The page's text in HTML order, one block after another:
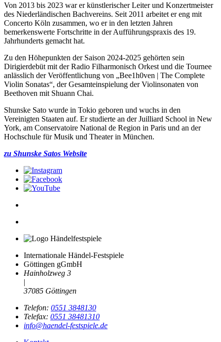
Von 2013 bis 2023 war er künstlerischer Leiter und Konzertmeister
des Niederländischen Bachvereins. Seit 2011 arbeitet er eng mit
Concerto Köln zusammen, wo er in den letzten Jahren
bemerkenswerte Fortschritte in der Aufführungspraxis des 19.
Jahrhunderts gemacht hat.
Zu den Höhepunkten der Saison 2024-2025 gehörten sein
Dirigierdebüt mit der Radio Filharmonisch Orkest und die Tournee
anlässlich der Veröffentlichung von „Bee1h0ven | The Complete
Violin Sonatas“, der Gesamteinspielung der Violinsonaten von
Beethoven mit Shuann Chai.
Shunske Sato wurde in Tokio geboren und wuchs in den
Vereinigten Staaten auf. Er studierte an der Juilliard School in New
York, am Conservatoire National de Region in Paris und an der
Hochschule für Musik und Theater in München.
zu Shunske Satos Website
Internationale Händel-Festspiele
Göttingen gGmbH
Hainholzweg 3
|
37085 Göttingen
Telefon: 0551 3848130
Telefax: 0551 38481310
info@haendel-festspiele.de